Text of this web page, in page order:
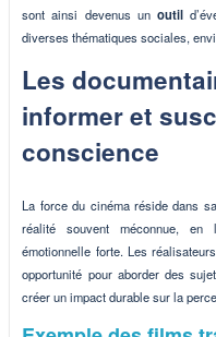
sont ainsi devenus un outil
diverses thématiques sociales,
Les
informer et
conscience
La force du cinéma réside dans
réalité souvent méconnue,
émotionnelle forte. Les
opportunité pour aborder des
créer un impact durable sur la